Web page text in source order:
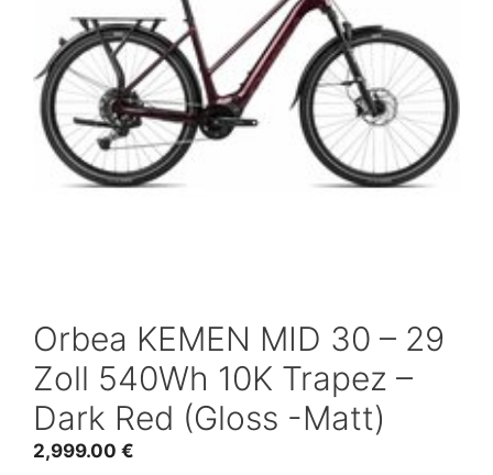
Orbea KEMEN MID 30 – 29
Zoll 540Wh 10K Trapez –
Dark Red (Gloss -Matt)
2,999.00 €